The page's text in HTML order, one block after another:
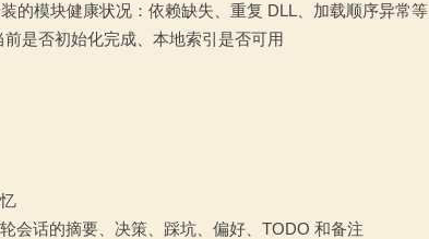
的模块健康状况：依赖缺失、重复 DLL、加载顺序异常等
前是否初始化完成、本地索引是否可用
会话的摘要、决策、踩坑、偏好、TODO 和备注